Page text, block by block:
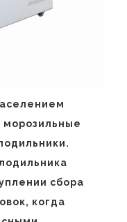
морозильные
сбора
когда